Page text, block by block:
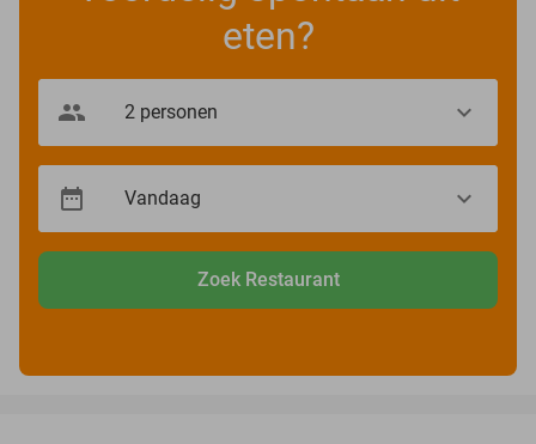
eten?
Zoek Restaurant